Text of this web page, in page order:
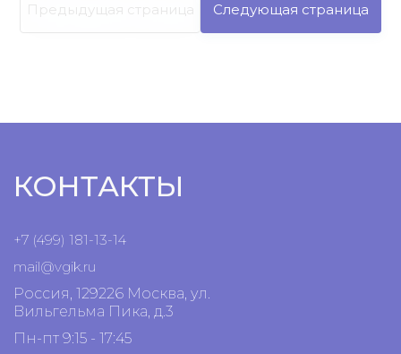
Предыдущая страница Следующая страница
КОНТАКТЫ
+7 (499) 181-13-14
mail@vgik.ru
Россия, 129226 Москва, ул.
Вильгельма Пика, д.3
Пн-пт 9:15 - 17:45